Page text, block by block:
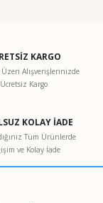
KARGO
Üzeri Alışverişlerinizde
Ücretsiz Kargo
KOLAY İADE
Tüm Ürünlerde
ve Kolay İade